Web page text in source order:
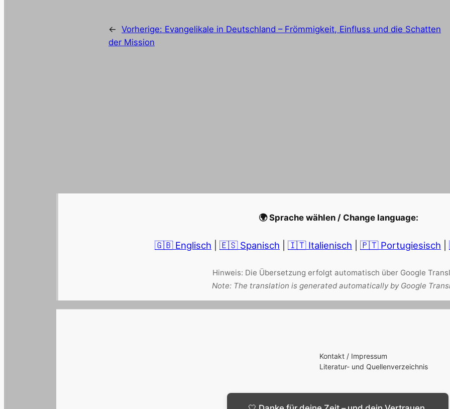
← Vorherige: Evangelikale in Deutschland – Frömmigkeit, Einfluss und die Schatten
der Mission
🌍 Sprache wählen / Change language:
🇬🇧 Englisch 🇪🇸 Spanisch 🇮🇹 Italienisch 🇵🇹 Portugiesisch
Hinweis: Die Übersetzung erfolgt automatisch über Google
Note: The translation is generated automatically by Google
Kontakt / Impressum
Literatur- und Quellenverzeichnis